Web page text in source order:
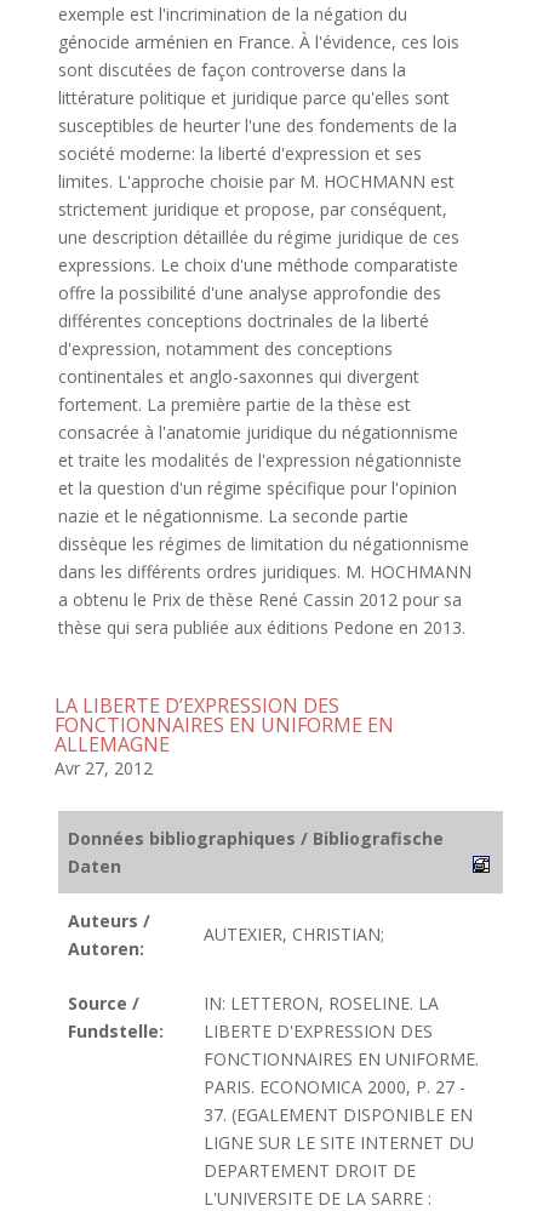
exemple est l'incrimination de la négation du
génocide arménien en France. À l'évidence, ces lois
sont discutées de façon controverse dans la
littérature politique et juridique parce qu'elles sont
susceptibles de heurter l'une des fondements de la
société moderne: la liberté d'expression et ses
limites. L'approche choisie par M. HOCHMANN est
strictement juridique et propose, par conséquent,
une description détaillée du régime juridique de ces
expressions. Le choix d'une méthode comparatiste
offre la possibilité d'une analyse approfondie des
différentes conceptions doctrinales de la liberté
d'expression, notamment des conceptions
continentales et anglo-saxonnes qui divergent
fortement. La première partie de la thèse est
consacrée à l'anatomie juridique du négationnisme
et traite les modalités de l'expression négationniste
et la question d'un régime spécifique pour l'opinion
nazie et le négationnisme. La seconde partie
dissèque les régimes de limitation du négationnisme
dans les différents ordres juridiques. M. HOCHMANN
a obtenu le Prix de thèse René Cassin 2012 pour sa
thèse qui sera publiée aux éditions Pedone en 2013.
LA LIBERTE D’EXPRESSION DES
FONCTIONNAIRES EN UNIFORME EN
ALLEMAGNE
Avr 27, 2012
Données bibliographiques / Bibliografische
Daten
Auteurs /
Autoren:
AUTEXIER, CHRISTIAN;
Source /
Fundstelle:
IN: LETTERON, ROSELINE. LA
LIBERTE D'EXPRESSION DES
FONCTIONNAIRES EN UNIFORME.
PARIS. ECONOMICA 2000, P. 27 -
37. (EGALEMENT DISPONIBLE EN
LIGNE SUR LE SITE INTERNET DU
DEPARTEMENT DROIT DE
L'UNIVERSITE DE LA SARRE :